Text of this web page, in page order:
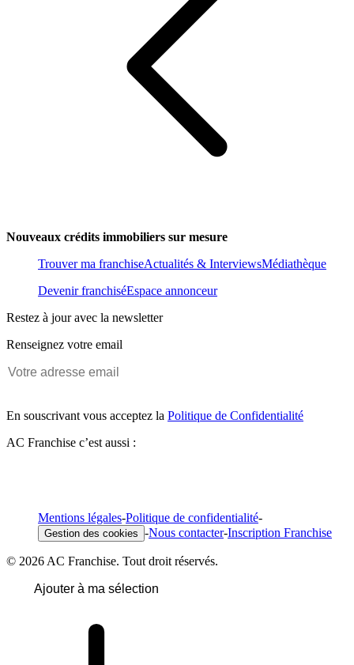
Nouveaux crédits immobiliers sur mesure
Trouver ma franchiseActualités & InterviewsMédiathèque
Devenir franchiséEspace annonceur
Restez à jour avec la newsletter
Renseignez votre email
En souscrivant vous acceptez la Politique de Confidentialité
AC Franchise c’est aussi :
Mentions légales-Politique de confidentialité-
Gestion des cookies -Nous contacter-Inscription Franchise
© 2026 AC Franchise. Tout droit réservés.
Ajouter à ma sélection